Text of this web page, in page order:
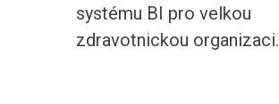
systému BI pro velkou
zdravotnickou organizaci.